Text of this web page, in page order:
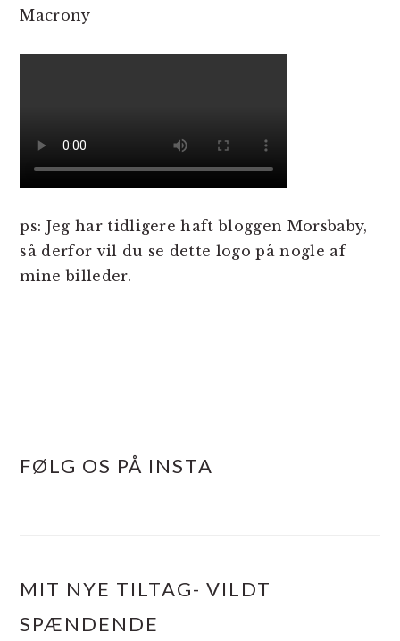
Macrony
ps: Jeg har tidligere haft bloggen Morsbaby,
så derfor vil du se dette logo på nogle af
mine billeder.
FØLG OS PÅ INSTA
MIT NYE TILTAG- VILDT
SPÆNDENDE